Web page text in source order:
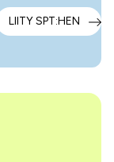
LIITY SPT:HEN